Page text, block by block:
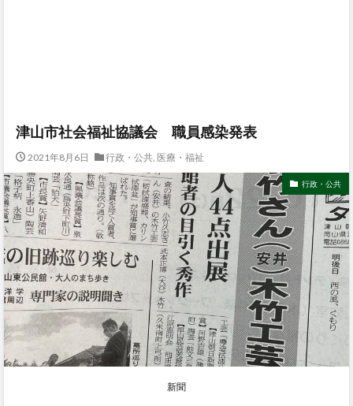
津山市社会福祉協議会 職員感染発表
2021年8月6日 行政・公共, 医療・福祉
行政・公共
新聞